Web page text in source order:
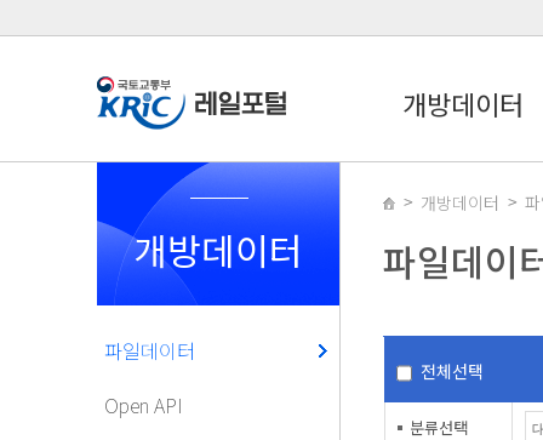
개방데이터
개방데이터
파일데이터
Open API
개방데이터
파일데이
전체선택
분류선택